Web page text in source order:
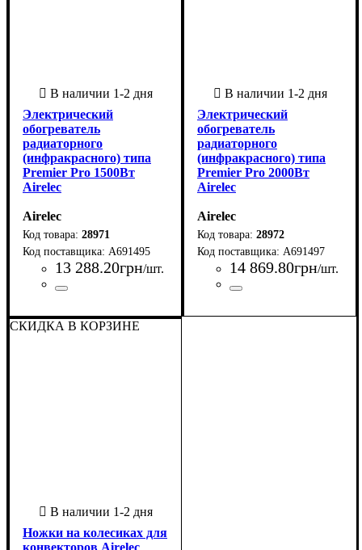
Электрический
обогреватель
радиаторного
(инфракрасного) типа
Premier Pro 1500Вт
Airelec
Airelec
28971
A691495
13 288.20грн/шт.
Электрический
обогреватель
радиаторного
(инфракрасного) типа
Premier Pro 2000Вт
Airelec
Airelec
28972
A691497
14 869.80грн/шт.
СКИДКА В КОРЗИНЕ
Ножки на колесиках для
конвекторов Airelec